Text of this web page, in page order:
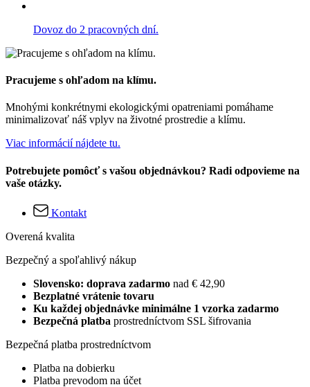
Dovoz do 2 pracovných dní.
Pracujeme s ohľadom na klímu.
Mnohými konkrétnymi ekologickými opatreniami pomáhame
minimalizovať náš vplyv na životné prostredie a klímu.
Viac informácií nájdete tu.
Potrebujete pomôcť s vašou objednávkou? Radi odpovieme na
vaše otázky.
Kontakt
Overená kvalita
Bezpečný a spoľahlivý nákup
Slovensko: doprava zadarmo nad € 42,90
Bezplatné vrátenie tovaru
Ku každej objednávke minimálne 1 vzorka zadarmo
Bezpečná platba prostredníctvom SSL šifrovania
Bezpečná platba prostredníctvom
Platba na dobierku
Platba prevodom na účet